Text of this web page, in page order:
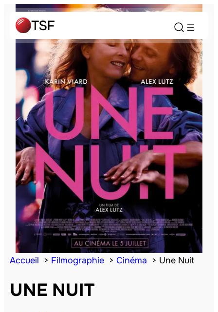
Accueil Filmographie Cinéma Une Nuit
UNE NUIT